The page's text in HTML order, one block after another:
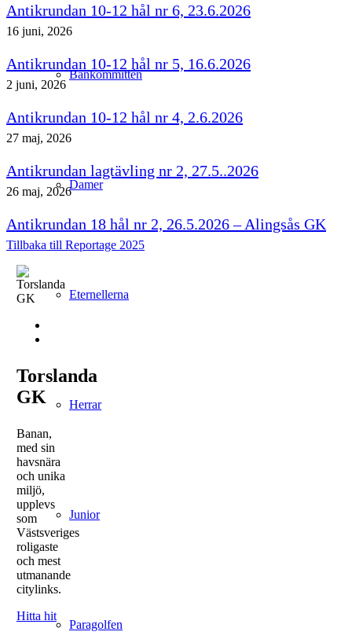
Bankommittén
Damer
Eternellerna
Herrar
Junior
Paragolfen
Antikrundan 10-12 hål nr 6, 23.6.2026
16 juni, 2026
Antikrundan 10-12 hål nr 5, 16.6.2026
2 juni, 2026
Antikrundan 10-12 hål nr 4, 2.6.2026
27 maj, 2026
Antikrundan lagtävling nr 2, 27.5..2026
26 maj, 2026
Antikrundan 18 hål nr 2, 26.5.2026 – Alingsås GK
Tillbaka till Reportage 2025
Torslanda
GK
Banan,
med sin
havsnära
och unika
miljö,
upplevs
som
Västsveriges
roligaste
och mest
utmanande
citylinks.
Hitta hit